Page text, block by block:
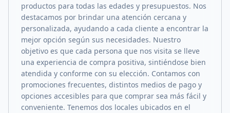
productos para todas las edades y presupuestos. Nos
destacamos por brindar una atención cercana y
personalizada, ayudando a cada cliente a encontrar la
mejor opción según sus necesidades. Nuestro
objetivo es que cada persona que nos visita se lleve
una experiencia de compra positiva, sintiéndose bien
atendida y conforme con su elección. Contamos con
promociones frecuentes, distintos medios de pago y
opciones accesibles para que comprar sea más fácil y
conveniente. Tenemos dos locales ubicados en el